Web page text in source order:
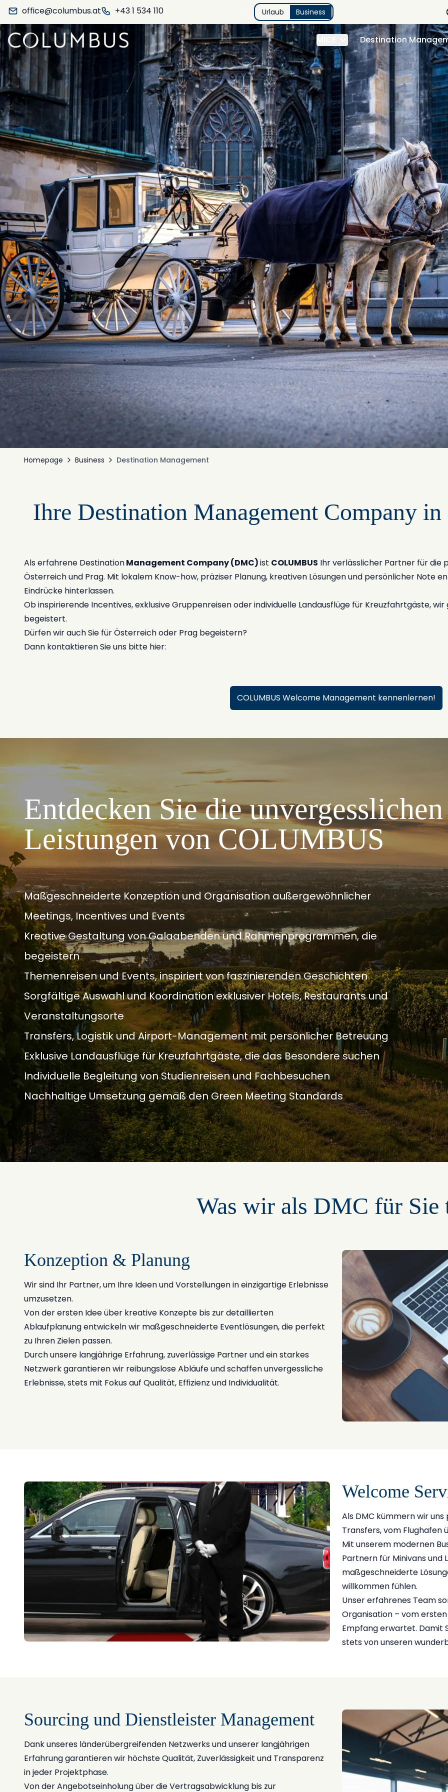
office@columbus.at +43 1 534 110 Urlaub Business
Destination
Homepage Business Destination Management
Ihre Destination Management Company
Als erfahrene DestinationManagement Company (DMC)ist COLUMBUS Ihr verlässlicher Partner für die
Österreich und Prag. Mit lokalem Know-how, präziser Planung, kreativen Lösungen und persönlicher Note
Eindrücke hinterlassen.
Ob inspirierende Incentives, exklusive Gruppenreisen oder individuelle Landausflüge für Kreuzfahrtgäste,
begeistert.
Dürfen wir auch Sie für Österreich oder Prag begeistern?
Dann kontaktieren Sie uns bitte hier:
COLUMBUS Welcome Management kennenlernen!
Entdecken Sie die
Leistungen von COLUMBUS
Maßgeschneiderte Konzeption und Organisation außergewöhnlicher
Meetings, Incentives und Events
Kreative Gestaltung von Galaabenden und Rahmenprogrammen, die
begeistern
Themenreisen und Events, inspiriert von faszinierenden Geschichten
Sorgfältige Auswahl und Koordination exklusiver Hotels, Restaurants und
Veranstaltungsorte
Transfers, Logistik und Airport-Management mit persönlicher Betreuung
Exklusive Landausflüge für Kreuzfahrtgäste, die das Besondere suchen
Individuelle Begleitung von Studienreisen und Fachbesuchen
Nachhaltige Umsetzung gemäß den Green Meeting Standards
Was wir als DMC für Sie
Konzeption & Planung
Wir sind Ihr Partner, um Ihre Ideen und Vorstellungen in einzigartige Erlebnisse
umzusetzen.
Von der ersten Idee über kreative Konzepte bis zur detaillierten
Ablaufplanung entwickeln wir maßgeschneiderte Eventlösungen, die perfekt
zu Ihren Zielen passen.
Durch unsere langjährige Erfahrung, zuverlässige Partner und ein starkes
Netzwerk garantieren wir reibungslose Abläufe und schaffen unvergessliche
Erlebnisse, stets mit Fokus auf Qualität, Effizienz und Individualität.
Welcome
Als DMC kümmern wir
Transfers, vom Flughafen
Mit unserem modernen
Partnern für Minivans und
maßgeschneiderte
willkommen fühlen.
Unser erfahrenes Team
Organisation – vom
Empfang erwartet. Damit
stets von unseren
Sourcing und Dienstleister Management
Dank unseres länderübergreifenden Netzwerks und unserer langjährigen
Erfahrung garantieren wir höchste Qualität, Zuverlässigkeit und Transparenz
in jeder Projektphase.
Von der Angebotseinholung über die Vertragsabwicklung bis zur